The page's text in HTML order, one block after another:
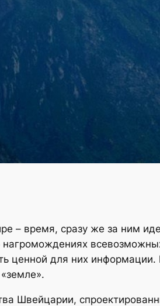
– время, сразу же за ним
ценной для них
Швейцарии,